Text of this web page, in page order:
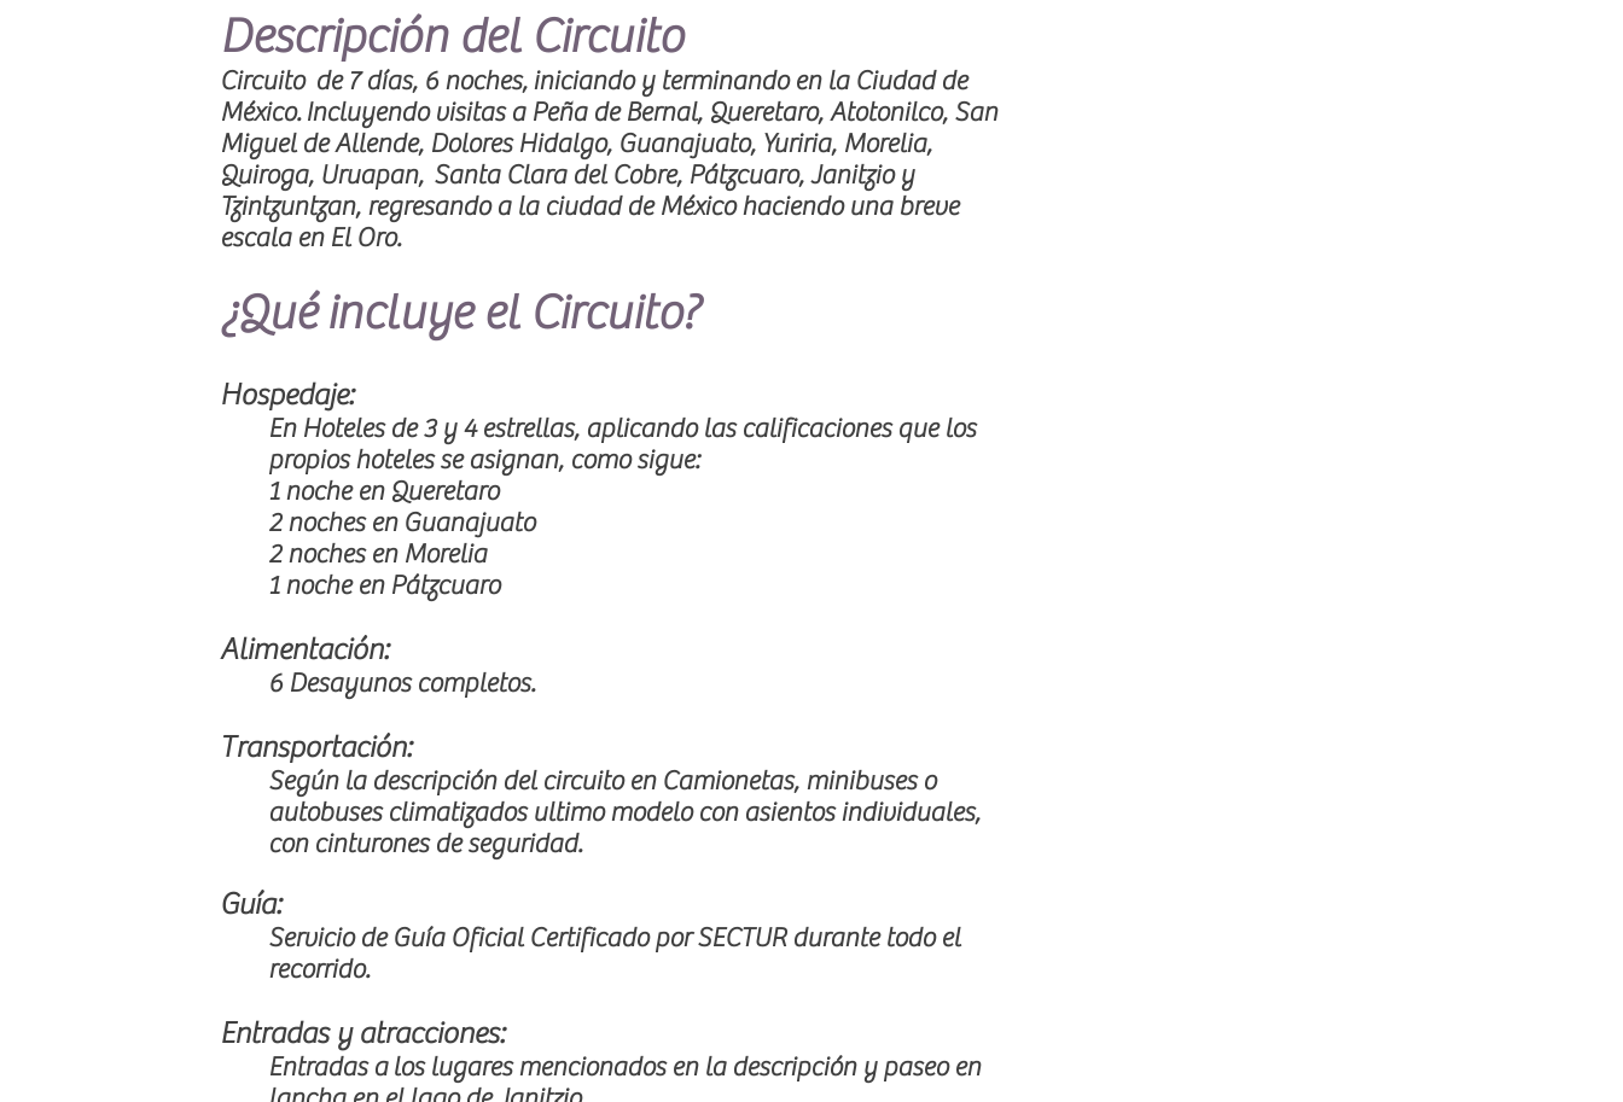
Descripción del Circuito
Circuito de 7 días, 6 noches, iniciando y terminando en la Ciudad de
México. Incluyendo visitas a Peña de Bernal, Queretaro, Atotonilco, San
Miguel de Allende, Dolores Hidalgo, Guanajuato, Yuriria, Morelia,
Quiroga, Uruapan, Santa Clara del Cobre, Pátzcuaro, Janitzio y
Tzintzuntzan, regresando a la ciudad de México haciendo una breve
escala en El Oro.
¿Qué incluye el Circuito?
Hospedaje:
En Hoteles de 3 y 4 estrellas, aplicando las calificaciones que los
propios hoteles se asignan, como sigue:
1 noche en Queretaro
2 noches en Guanajuato
2 noches en Morelia
1 noche en Pátzcuaro
Alimentación:
6 Desayunos completos.
Transportación:
Según la descripción del circuito en Camionetas, minibuses o
autobuses climatizados ultimo modelo con asientos individuales,
con cinturones de seguridad.
Guía:
Servicio de Guía Oficial Certificado por SECTUR durante todo el
recorrido.
Entradas y atracciones:
Entradas a los lugares mencionados en la descripción y paseo en